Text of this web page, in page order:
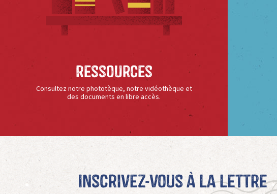
Ressources
Consultez notre phototèque, notre vidéothèque et
des documents en libre accès.
Inscrivez-vous à La Lettre